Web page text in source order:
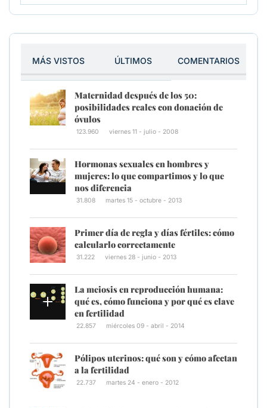
MÁS VISTOS ÚLTIMOS COMENTARIOS
Maternidad después de los 50:
posibilidades reales con donación de
óvulos
123.960 viernes 11 - julio - 2008
Hormonas sexuales en hombres y
mujeres: lo que compartimos y lo que
nos diferencia
31.808 martes 15 - octubre - 2013
Primer día de regla y días fértiles: cómo
calcularlo correctamente
31.222 viernes 28 - junio - 2013
La meiosis en reproducción humana:
qué es, cómo funciona y por qué es clave
en fertilidad
22.857 miércoles 09 - abril - 2014
Pólipos uterinos: qué son y cómo afectan
a la fertilidad
22.737 martes 24 - enero - 2012